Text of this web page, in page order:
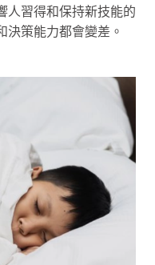
人習得和保持新技能的
決策能力都會變差。